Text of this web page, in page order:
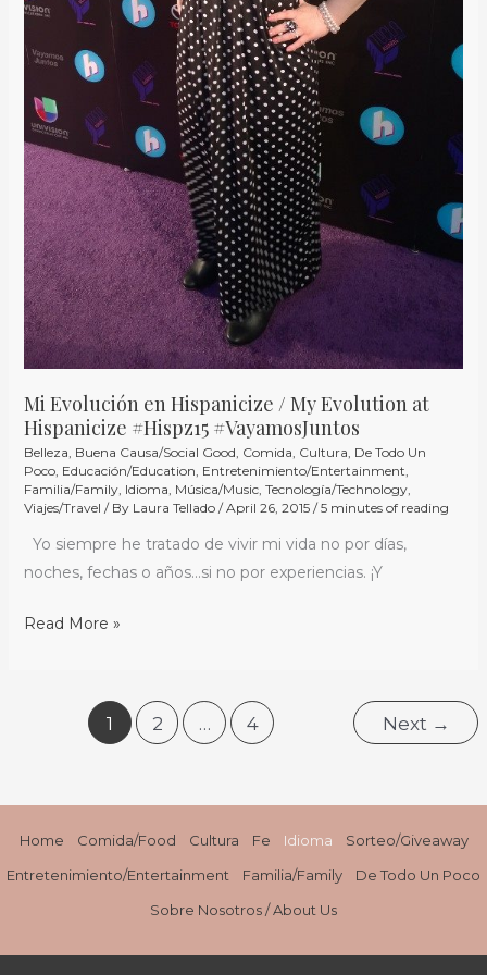
Mi Evolución en Hispanicize / My Evolution at
Hispanicize #Hispz15 #VayamosJuntos
Belleza, Buena Causa/Social Good, Comida, Cultura, De Todo Un
Poco, Educación/Education, Entretenimiento/Entertainment,
Familia/Family, Idioma, Música/Music, Tecnología/Technology,
Viajes/Travel / By Laura Tellado /April 26, 2015 /5 minutes of reading
Yo siempre he tratado de vivir mi vida no por días,
noches, fechas o años…si no por experiencias. ¡Y
Read More »
1 2 … 4 Next →
Home Comida/Food Cultura Fe Idioma
Sorteo/Giveaway
Entretenimiento/Entertainment
Familia/Family
De Todo Un Poco
Sobre Nosotros / About Us